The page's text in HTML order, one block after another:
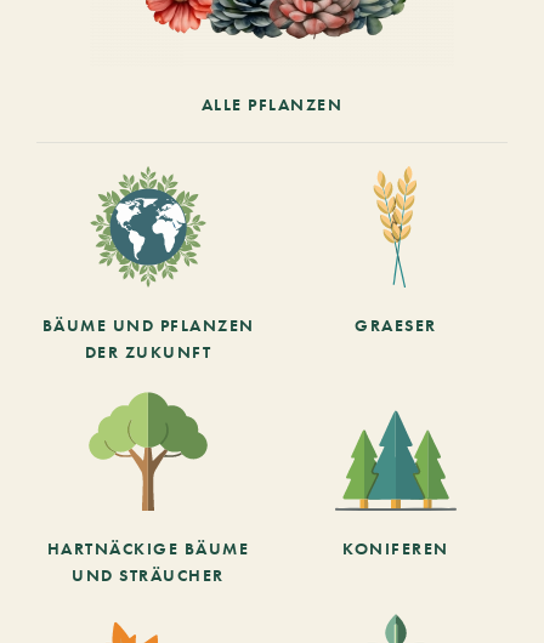
ALLE PFLANZEN
BÄUME UND PFLANZEN
DER ZUKUNFT
GRAESER
HARTNÄCKIGE BÄUME
UND STRÄUCHER
KONIFEREN